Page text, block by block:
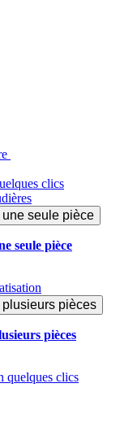
clics
seule pièce
seule pièce
pièces
pièces
quelques clics